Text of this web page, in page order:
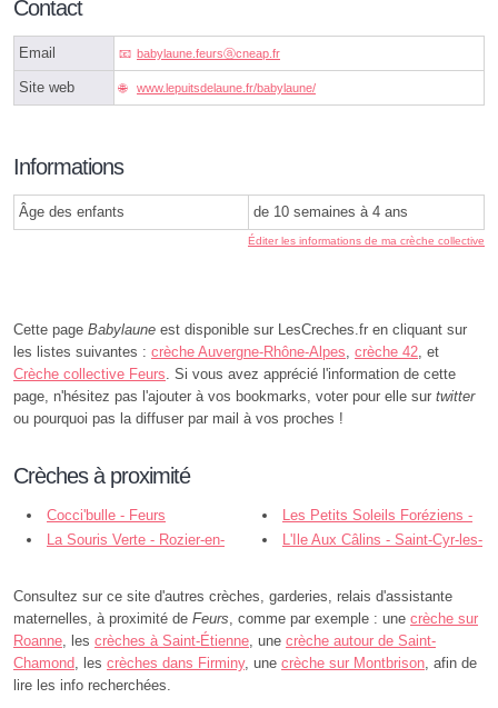
Contact
Email babylaune.feursⓐcneap.fr
Site web www.lepuitsdelaune.fr/babylaune/
Informations
Âge des enfants de 10 semaines à 4 ans
Éditer les informations de ma crèche collective
Cette page Babylaune est disponible sur LesCreches.fr en cliquant sur
les listes suivantes : crèche Auvergne-Rhône-Alpes, crèche 42, et
Crèche collective Feurs. Si vous avez apprécié l'information de cette
page, n'hésitez pas l'ajouter à vos bookmarks, voter pour elle sur twitter
ou pourquoi pas la diffuser par mail à vos proches !
Crèches à proximité
Cocci'bulle - Feurs
Les Petits Soleils Foréziens -
Feurs
La Souris Verte - Rozier-en-
L'Ile Aux Câlins - Saint-Cyr-les-
Consultez sur ce site d'autres crèches, garderies, relais d'assistante
maternelles, à proximité de Feurs, comme par exemple : une crèche sur
Roanne, les crèches à Saint-Étienne, une crèche autour de Saint-
Chamond, les crèches dans Firminy, une crèche sur Montbrison, afin de
lire les info recherchées.